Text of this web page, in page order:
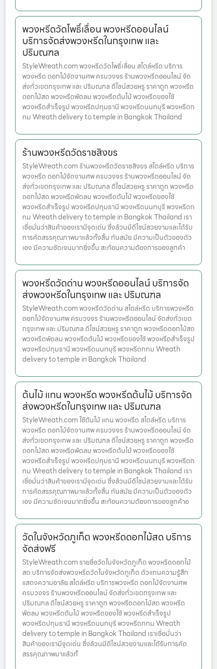
พวงหรีดวัดโพธิ์เลื่อน พวงหรีดออนไลน์
บริการจัดส่งพวงหรีดในกรุงเทพ และ
ปริมณฑล
StyleWreath.com พวงหรีดวัดโพธิ์เลื่อน สไตล์หรีด บริการ
พวงหรีด ดอกไม้จัดงานศพ ครบวงจร ร้านพวงหรีดออนไลน์ จัด
ส่งทั่วเขตกรุงเทพ และ ปริมณฑล ดีไซน์สวยหรู ราคาถูก พวงหรีด
ดอกไม้สด พวงหรีดพัดลม พวงหรีดต้นไม้ พวงหรีดของใช้
พวงหรีดสำเร็จรูป พวงหรีดปทุมธานี พวงหรีดนนทบุรี พวงหรีดก
ทม Wreath delivery to temple in Bangkok Thailand
ร้านพวงหรีดวัดราชสิงขร
StyleWreath.com ร้านพวงหรีดวัดราชสิงขร สไตล์หรีด บริการ
พวงหรีด ดอกไม้จัดงานศพ ครบวงจร ร้านพวงหรีดออนไลน์ จัด
ส่งทั่วเขตกรุงเทพ และ ปริมณฑล ดีไซน์สวยหรู ราคาถูก พวงหรีด
ดอกไม้สด พวงหรีดพัดลม พวงหรีดต้นไม้ พวงหรีดของใช้
พวงหรีดสำเร็จรูป พวงหรีดปทุมธานี พวงหรีดนนทบุรี พวงหรีดก
ทม Wreath delivery to temple in Bangkok Thailand เรา
เชื่อมั่นว่าสินค้าของเรามีจุดเด่น ซึ่งล้วนมีดีไซน์สวยงามและได้รับ
การคัดสรรคุณภาพมาแล้วทั้งสิ้น ทันสมัย มีความเป็นตัวของตัว
เอง มีความชัดเจนมากยิ่งขึ้น สะท้อนความต้องการของลูกค้า
พวงหรีดวัดด่าน พวงหรีดออนไลน์ บริการจัด
ส่งพวงหรีดในกรุงเทพ และ ปริมณฑล
StyleWreath.com พวงหรีดวัดด่าน สไตล์หรีด บริการพวงหรีด
ดอกไม้จัดงานศพ ครบวงจร ร้านพวงหรีดออนไลน์ จัดส่งทั่วเขต
กรุงเทพ และ ปริมณฑล ดีไซน์สวยหรู ราคาถูก พวงหรีดดอกไม้สด
พวงหรีดพัดลม พวงหรีดต้นไม้ พวงหรีดของใช้ พวงหรีดสำเร็จรูป
พวงหรีดปทุมธานี พวงหรีดนนทบุรี พวงหรีดกทม Wreath
delivery to temple in Bangkok Thailand
ต้นไม้ แทน พวงหรีด พวงหรีดต้นไม้ บริการจัด
ส่งพวงหรีดในกรุงเทพ และ ปริมณฑล
StyleWreath.com ใช้ต้นไม้ แทน พวงหรีด สไตล์หรีด บริการ
พวงหรีด ดอกไม้จัดงานศพ ครบวงจร ร้านพวงหรีดออนไลน์ จัด
ส่งทั่วเขตกรุงเทพ และ ปริมณฑล ดีไซน์สวยหรู ราคาถูก พวงหรีด
ดอกไม้สด พวงหรีดพัดลม พวงหรีดต้นไม้ พวงหรีดของใช้
พวงหรีดสำเร็จรูป พวงหรีดปทุมธานี พวงหรีดนนทบุรี พวงหรีดก
ทม Wreath delivery to temple in Bangkok Thailand เรา
เชื่อมั่นว่าสินค้าของเรามีจุดเด่น ซึ่งล้วนมีดีไซน์สวยงามและได้รับ
การคัดสรรคุณภาพมาแล้วทั้งสิ้น ทันสมัย มีความเป็นตัวของตัว
เอง มีความชัดเจนมากยิ่งขึ้น สะท้อนความต้องการของลูกค้าอ
วัดในจังหวัดภูเก็ต พวงหรีดดอกไม้สด บริการ
จัดส่งฟรี
StyleWreath.com รายชื่อวัดในจังหวัดภูเก็ต พวงหรีดดอกไม้
สด บริการจัดส่งพวงหรีดวัดในจังหวัดภูเก็ต ตัวแทนความรู้สึก
แสดงความอาลัย สไตล์หรีด บริการพวงหรีด ดอกไม้จัดงานศพ
ครบวงจร ร้านพวงหรีดออนไลน์ จัดส่งทั่วเขตกรุงเทพ และ
ปริมณฑล ดีไซน์สวยหรู ราคาถูก พวงหรีดดอกไม้สด พวงหรีด
พัดลม พวงหรีดต้นไม้ พวงหรีดของใช้ พวงหรีดสำเร็จรูป
พวงหรีดปทุมธานี พวงหรีดนนทบุรี พวงหรีดกทม Wreath
delivery to temple in Bangkok Thailand เราเชื่อมั่นว่า
สินค้าของเรามีจุดเด่น ซึ่งล้วนมีดีไซน์สวยงามและได้รับการคัด
สรรคุณภาพมาแล้วทั้